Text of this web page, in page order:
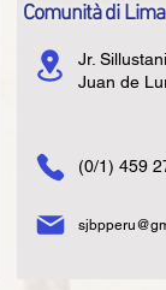
Comunità di Lima
Jr.
Juan de
(0/1) 459